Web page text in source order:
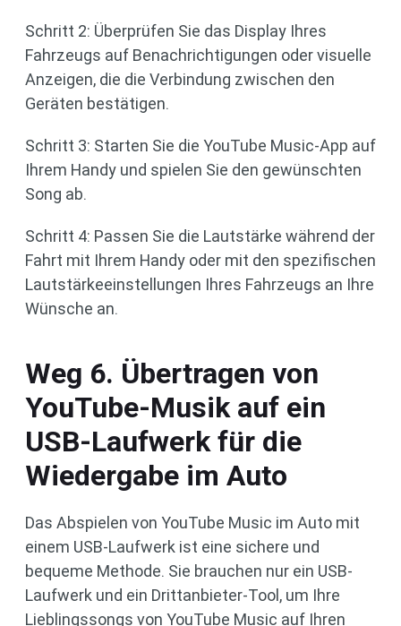
Schritt 2: Überprüfen Sie das Display Ihres
Fahrzeugs auf Benachrichtigungen oder visuelle
Anzeigen, die die Verbindung zwischen den
Geräten bestätigen.
Schritt 3: Starten Sie die YouTube Music-App auf
Ihrem Handy und spielen Sie den gewünschten
Song ab.
Schritt 4: Passen Sie die Lautstärke während der
Fahrt mit Ihrem Handy oder mit den spezifischen
Lautstärkeeinstellungen Ihres Fahrzeugs an Ihre
Wünsche an.
Weg 6. Übertragen von
YouTube-Musik auf ein
USB-Laufwerk für die
Wiedergabe im Auto
Das Abspielen von YouTube Music im Auto mit
einem USB-Laufwerk ist eine sichere und
bequeme Methode. Sie brauchen nur ein USB-
Laufwerk und ein Drittanbieter-Tool, um Ihre
Lieblingssongs von YouTube Music auf Ihren